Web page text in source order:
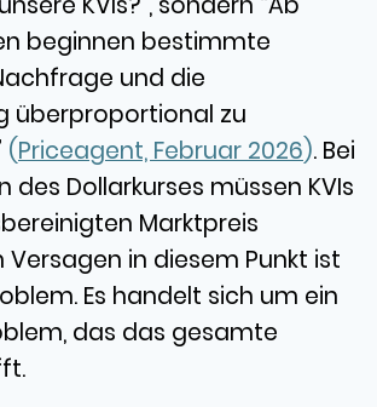
beginnen bestimmte
und die
überproportional zu
(Priceagent, Februar 2026). Bei
des Dollarkurses müssen KVIs
Marktpreis
Versagen in diesem Punkt ist
Es handelt sich um ein
das das gesamte